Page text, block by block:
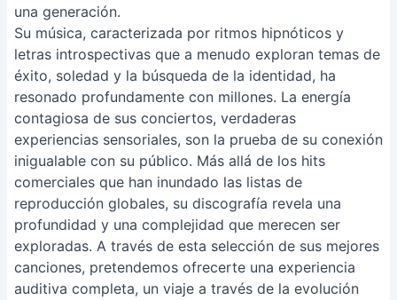
una generación.
Su música, caracterizada por ritmos hipnóticos y
letras introspectivas que a menudo exploran temas de
éxito, soledad y la búsqueda de la identidad, ha
resonado profundamente con millones. La energía
contagiosa de sus conciertos, verdaderas
experiencias sensoriales, son la prueba de su conexión
inigualable con su público. Más allá de los hits
comerciales que han inundado las listas de
reproducción globales, su discografía revela una
profundidad y una complejidad que merecen ser
exploradas. A través de esta selección de sus mejores
canciones, pretendemos ofrecerte una experiencia
auditiva completa, un viaje a través de la evolución